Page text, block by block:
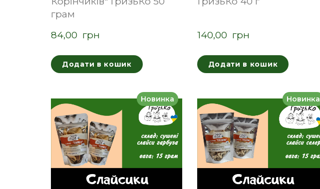
грам
84,00  грн
Додати в кошик
140,00  грн
Додати в кошик
Новинка Новинка